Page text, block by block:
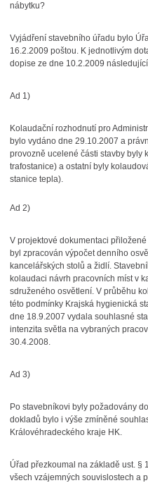
nábytku?
Vyjádření stavebního úřadu bylo
16.2.2009 poštou. K jednotlivým
dopise ze dne 10.2.2009
Ad 1)
Kolaudační rozhodnutí pro
bylo vydáno dne 29.10.2007 a
provozně ucelené části stavby byly
trafostanice) a ostatní byly
stanice tepla).
Ad 2)
V projektové dokumentaci
byl zpracován výpočet denního
kancelářských stolů a židlí.
kolaudaci návrh pracovních míst v
sdruženého osvětlení. V průběhu
této podmínky Krajská hygienická
dne 18.9.2007 vydala souhlasné
intenzita světla na vybraných
30.4.2008.
Ad 3)
Po stavebníkovi byly požadovány
dokladů bylo i výše zmíněné
Královéhradeckého kraje HK.
Úřad přezkoumal na základě ust. §
všech vzájemných souvislostech a